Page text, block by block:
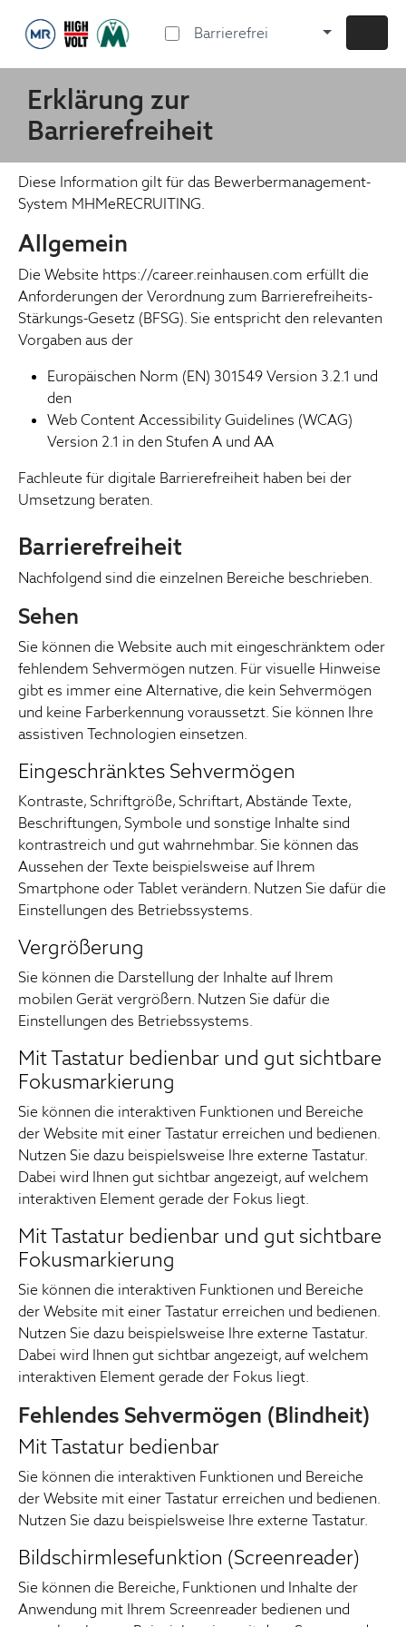
Barrierefrei
Erklärung zur
Barrierefreiheit
Diese Information gilt für das Bewerbermanagement-
System MHMeRECRUITING.
Allgemein
Die Website https://career.reinhausen.com erfüllt die
Anforderungen der Verordnung zum Barrierefreiheits-
Stärkungs-Gesetz (BFSG). Sie entspricht den relevanten
Vorgaben aus der
Europäischen Norm (EN) 301549 Version 3.2.1 und
den
Web Content Accessibility Guidelines (WCAG)
Version 2.1 in den Stufen A und AA
Fachleute für digitale Barrierefreiheit haben bei der
Umsetzung beraten.
Barrierefreiheit
Nachfolgend sind die einzelnen Bereiche beschrieben.
Sehen
Sie können die Website auch mit eingeschränktem oder
fehlendem Sehvermögen nutzen. Für visuelle Hinweise
gibt es immer eine Alternative, die kein Sehvermögen
und keine Farberkennung voraussetzt. Sie können Ihre
assistiven Technologien einsetzen.
Eingeschränktes Sehvermögen
Kontraste, Schriftgröße, Schriftart, Abstände Texte,
Beschriftungen, Symbole und sonstige Inhalte sind
kontrastreich und gut wahrnehmbar. Sie können das
Aussehen der Texte beispielsweise auf Ihrem
Smartphone oder Tablet verändern. Nutzen Sie dafür die
Einstellungen des Betriebssystems.
Vergrößerung
Sie können die Darstellung der Inhalte auf Ihrem
mobilen Gerät vergrößern. Nutzen Sie dafür die
Einstellungen des Betriebssystems.
Mit Tastatur bedienbar und gut sichtbare
Fokusmarkierung
Sie können die interaktiven Funktionen und Bereiche
der Website mit einer Tastatur erreichen und bedienen.
Nutzen Sie dazu beispielsweise Ihre externe Tastatur.
Dabei wird Ihnen gut sichtbar angezeigt, auf welchem
interaktiven Element gerade der Fokus liegt.
Mit Tastatur bedienbar und gut sichtbare
Fokusmarkierung
Sie können die interaktiven Funktionen und Bereiche
der Website mit einer Tastatur erreichen und bedienen.
Nutzen Sie dazu beispielsweise Ihre externe Tastatur.
Dabei wird Ihnen gut sichtbar angezeigt, auf welchem
interaktiven Element gerade der Fokus liegt.
Fehlendes Sehvermögen (Blindheit)
Mit Tastatur bedienbar
Sie können die interaktiven Funktionen und Bereiche
der Website mit einer Tastatur erreichen und bedienen.
Nutzen Sie dazu beispielsweise Ihre externe Tastatur.
Bildschirmlesefunktion (Screenreader)
Sie können die Bereiche, Funktionen und Inhalte der
Anwendung mit Ihrem Screenreader bedienen und